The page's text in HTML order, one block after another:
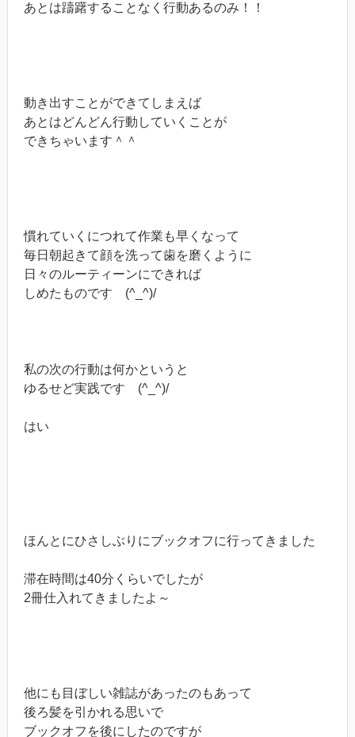
あとは躊躇することなく行動あるのみ！！
動き出すことができてしまえば
あとはどんどん行動していくことが
できちゃいます＾＾
慣れていくにつれて作業も早くなって
毎日朝起きて顔を洗って歯を磨くように
日々のルーティーンにできれば
しめたものです (^_^)/
私の次の行動は何かというと
ゆるせど実践です (^_^)/
はい
ほんとにひさしぶりにブックオフに行ってきました
滞在時間は40分くらいでしたが
2冊仕入れてきましたよ～
他にも目ぼしい雑誌があったのもあって
後ろ髪を引かれる思いで
ブックオフを後にしたのですが